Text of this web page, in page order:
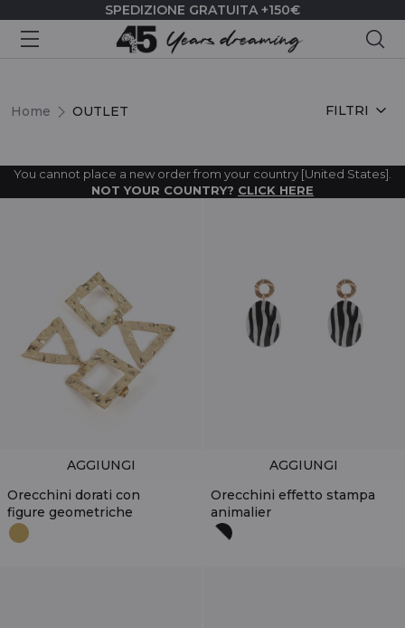
SPEDIZIONE GRATUITA +150€
Home OUTLET
OUTLET FILTRI
You cannot place a new order from your country [United States].
NOT YOUR COUNTRY? CLICK HERE
Orecchini dorati con
figure geometriche
AGGIUNGI
Orecchini effetto stampa
animalier
AGGIUNGI